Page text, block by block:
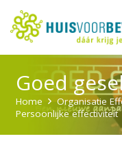
Goed
Home
Organisatie
Persoonlijke effectiviteit